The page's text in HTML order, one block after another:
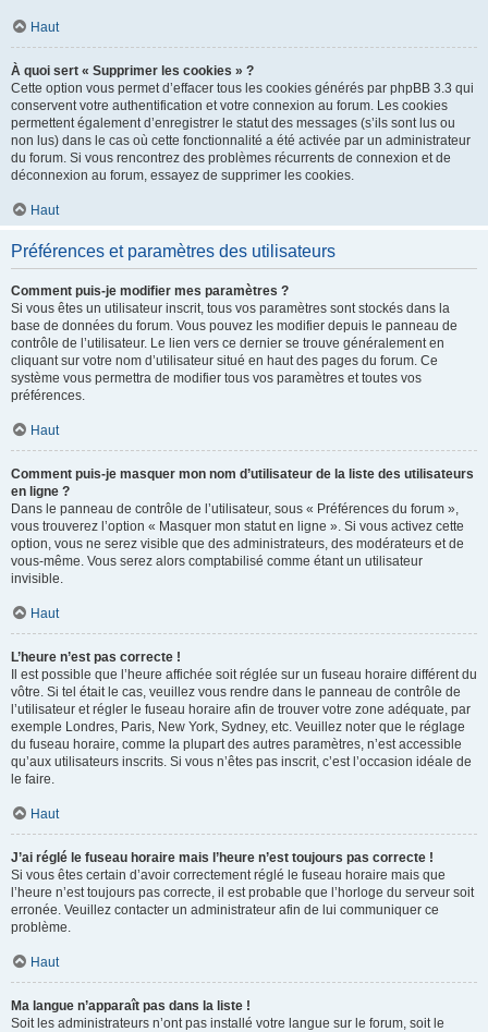
Haut
À quoi sert « Supprimer les cookies » ?
Cette option vous permet d’effacer tous les cookies générés par phpBB 3.3 qui
conservent votre authentification et votre connexion au forum. Les cookies
permettent également d’enregistrer le statut des messages (s’ils sont lus ou
non lus) dans le cas où cette fonctionnalité a été activée par un administrateur
du forum. Si vous rencontrez des problèmes récurrents de connexion et de
déconnexion au forum, essayez de supprimer les cookies.
Haut
Préférences et paramètres des utilisateurs
Comment puis-je modifier mes paramètres ?
Si vous êtes un utilisateur inscrit, tous vos paramètres sont stockés dans la
base de données du forum. Vous pouvez les modifier depuis le panneau de
contrôle de l’utilisateur. Le lien vers ce dernier se trouve généralement en
cliquant sur votre nom d’utilisateur situé en haut des pages du forum. Ce
système vous permettra de modifier tous vos paramètres et toutes vos
préférences.
Haut
Comment puis-je masquer mon nom d’utilisateur de la liste des utilisateurs
en ligne ?
Dans le panneau de contrôle de l’utilisateur, sous « Préférences du forum »,
vous trouverez l’option « Masquer mon statut en ligne ». Si vous activez cette
option, vous ne serez visible que des administrateurs, des modérateurs et de
vous-même. Vous serez alors comptabilisé comme étant un utilisateur
invisible.
Haut
L’heure n’est pas correcte !
Il est possible que l’heure affichée soit réglée sur un fuseau horaire différent du
vôtre. Si tel était le cas, veuillez vous rendre dans le panneau de contrôle de
l’utilisateur et régler le fuseau horaire afin de trouver votre zone adéquate, par
exemple Londres, Paris, New York, Sydney, etc. Veuillez noter que le réglage
du fuseau horaire, comme la plupart des autres paramètres, n’est accessible
qu’aux utilisateurs inscrits. Si vous n’êtes pas inscrit, c’est l’occasion idéale de
le faire.
Haut
J’ai réglé le fuseau horaire mais l’heure n’est toujours pas correcte !
Si vous êtes certain d’avoir correctement réglé le fuseau horaire mais que
l’heure n’est toujours pas correcte, il est probable que l’horloge du serveur soit
erronée. Veuillez contacter un administrateur afin de lui communiquer ce
problème.
Haut
Ma langue n’apparaît pas dans la liste !
Soit les administrateurs n’ont pas installé votre langue sur le forum, soit le